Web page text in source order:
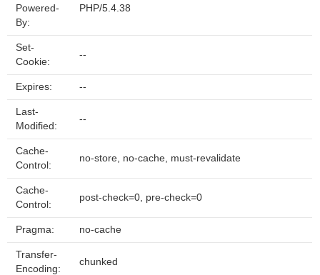
Powered-
By:
PHP/5.4.38
Set-
Cookie:
--
Expires: --
Last-
Modified:
--
Cache-
Control:
no-store, no-cache, must-revalidate
Cache-
Control:
post-check=0, pre-check=0
Pragma: no-cache
Transfer-
Encoding:
chunked